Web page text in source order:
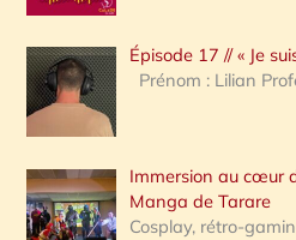
c
h
e
:
Épisode 17 // « Je
Prénom : Lilian
Immersion au cœur
Manga de Tarare
Cosplay, rétro-